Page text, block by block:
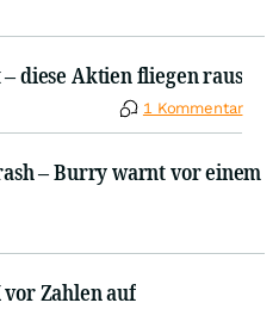
diese Aktien fliegen raus
1 Kommentar
– Burry warnt vor einem
vor Zahlen auf